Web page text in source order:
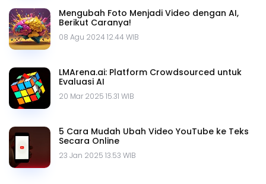
Mengubah Foto Menjadi Video dengan AI,
Berikut Caranya!
08 Agu 2024 12.44 WIB
LMArena.ai: Platform Crowdsourced untuk
Evaluasi AI
20 Mar 2025 15.31 WIB
5 Cara Mudah Ubah Video YouTube ke Teks
Secara Online
23 Jan 2025 13.53 WIB